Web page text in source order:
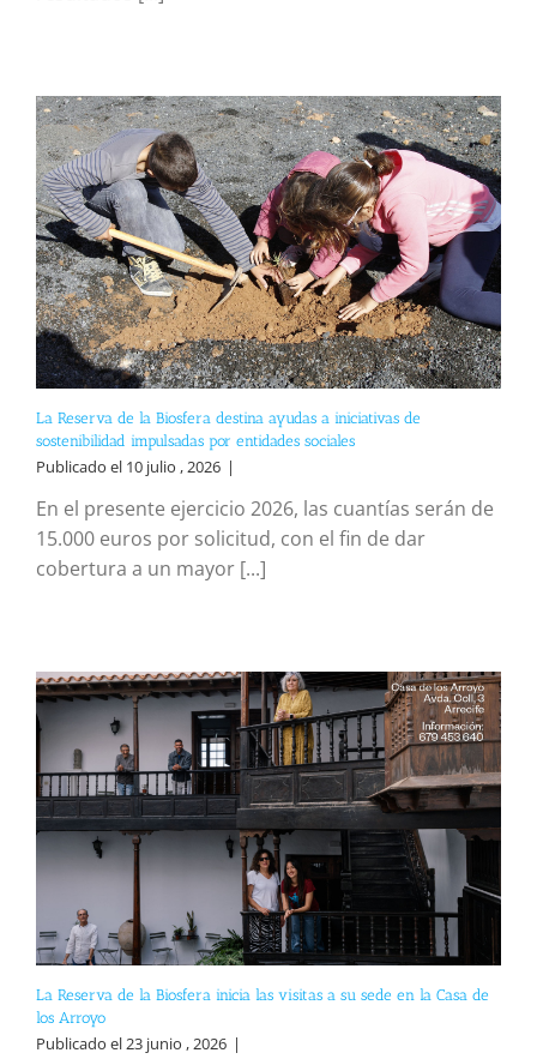
La Reserva de la Biosfera destina ayudas a iniciativas de
sostenibilidad impulsadas por entidades sociales
Publicado el 10 julio , 2026 |
En el presente ejercicio 2026, las cuantías serán de
15.000 euros por solicitud, con el fin de dar
cobertura a un mayor [...]
La Reserva de la Biosfera inicia las visitas a su sede en la Casa de
los Arroyo
Publicado el 23 junio , 2026 |